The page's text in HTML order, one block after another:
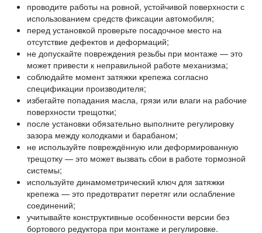
проводите работы на ровной, устойчивой поверхности с
использованием средств фиксации автомобиля;
перед установкой проверьте посадочное место на
отсутствие дефектов и деформаций;
не допускайте повреждения резьбы при монтаже — это
может привести к неправильной работе механизма;
соблюдайте момент затяжки крепежа согласно
спецификации производителя;
избегайте попадания масла, грязи или влаги на рабочие
поверхности трещотки;
после установки обязательно выполните регулировку
зазора между колодками и барабаном;
не используйте повреждённую или деформированную
трещотку — это может вызвать сбои в работе тормозной
системы;
используйте динамометрический ключ для затяжки
крепежа — это предотвратит перетяг или ослабление
соединений;
учитывайте конструктивные особенности версии без
бортового редуктора при монтаже и регулировке.